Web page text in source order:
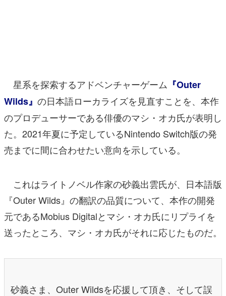
アプリレビュー
その他
電ファミニコゲーマーとは？
運営：株式会社マレ
星系を探索するアドベンチャーゲーム 『Outer
Wilds』 の日本語ローカライズを見直すことを、本作
のプロデューサーである俳優のマシ・オカ氏が表明し
た。2021年夏に予定しているNintendo Switch版の発
売までに間に合わせたい意向を示している。
これはライトノベル作家の砂義出雲氏が、日本語版
『Outer Wilds』の翻訳の品質について、本作の開発
元であるMobius Digitalとマシ・オカ氏にリプライを
送ったところ、マシ・オカ氏がそれに応じたものだ。
砂義さま、Outer Wildsを応援して頂き、そして誤